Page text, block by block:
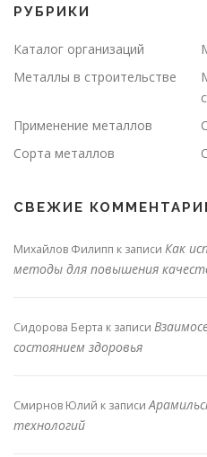
РУБРИКИ
Каталог организаций
Металлы в строительстве
Применение металлов
Сорта металлов
СВЕЖИЕ
Михайлов Филипп к записи Как
методы для повышения
Сидорова Берта к записи
состоянием здоровья
Смирнов Юлий к записи
технологий